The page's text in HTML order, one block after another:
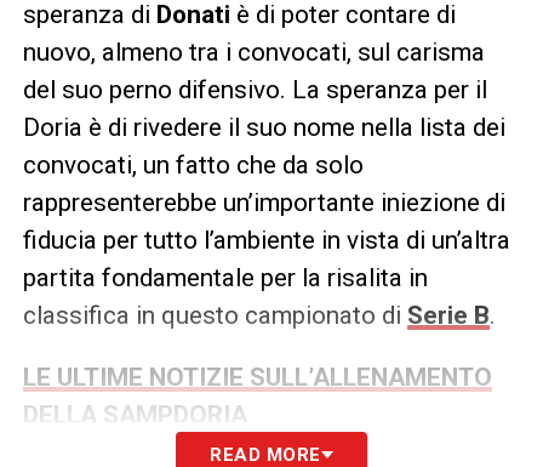
speranza di Donati è di poter contare di
nuovo, almeno tra i convocati, sul carisma
del suo perno difensivo. La speranza per il
Doria è di rivedere il suo nome nella lista dei
convocati, un fatto che da solo
rappresenterebbe un’importante iniezione di
fiducia per tutto l’ambiente in vista di un’altra
partita fondamentale per la risalita in
classifica in questo campionato di Serie B.
LE ULTIME NOTIZIE SULL’ALLENAMENTO
DELLA SAMPDORIA
READ MORE